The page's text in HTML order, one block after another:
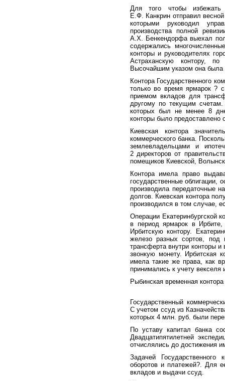
Для того чтобы избежать
Е.Ф. Канкрин отправил
которыми руководил
производства полной
А.Х. Бенкендорфа выехал
содержались
конторы и руководителях
Астраханскую контору,
Высочайшим указом она была
Контора Государственного
только во время ярмарок ?
приемом вкладов для
другому по текущим
которых был не менее 8
конторы было предоставлено
Киевская контора
коммерческого банка.
землевладельцами и
2 директоров от
помещиков Киевской,
Контора имела право
государственные облигации,
производила передаточные
долгов. Киевская контора
производился в том случае,
Операции Екатеринбургской
в период ярмарок в Ирбите,
Ирбитскую контору.
железо разных сортов,
трансферта внутри конторы
звонкую монету. Ирбитская
имела такие же права, как
принимались к учету
Рыбинская временная
Государственный
С учетом ссуд из
которых 4 млн. руб. были
По уставу капитал банка
Двадцатипятилетней
отчислялись до достижения
Задачей Государственного
оборотов и платежей?. Для
вкладов и выдачи ссуд.